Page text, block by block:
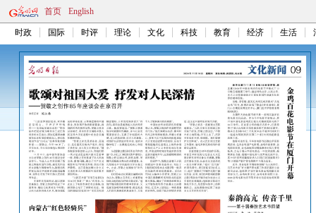
首页 English
时政 国际 时评 理论 文化 科技 教育 经济 生活